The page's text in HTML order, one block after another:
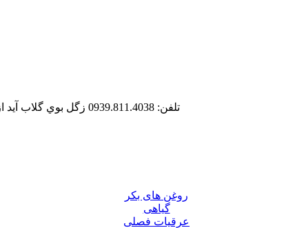
تلفن: 0939.811.4038 زگل بوي گلاب
روغن های بکر
گیاهی
عرقیات فصلی